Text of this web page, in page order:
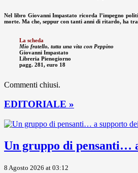
Nel libro Giovanni Impastato ricorda l’impegno
morte. Ma che, seppur con tanti anni di ritardo, ha
La scheda
Mio fratello, tutta una vita con Peppino
Giovanni Impastato
Libreria Pienogiorno
pagg. 281, euro 18
Commenti chiusi.
EDITORIALE »
Un gruppo di pensanti…
8 Agosto 2026 at 03:12